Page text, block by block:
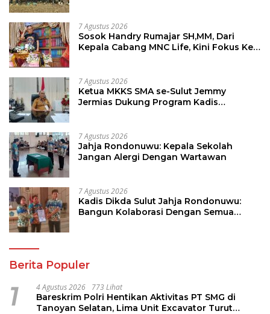
7 Agustus 2026
Sosok Handry Rumajar SH,MM, Dari
Kepala Cabang MNC Life, Kini Fokus Ke
7 Agustus 2026
Ketua MKKS SMA se-Sulut Jemmy
Jermias Dukung Program Kadis
7 Agustus 2026
Jahja Rondonuwu: Kepala Sekolah
Jangan Alergi Dengan Wartawan
7 Agustus 2026
Kadis Dikda Sulut Jahja Rondonuwu:
Bangun Kolaborasi Dengan Semua
Berita Populer
1 4 Agustus 2026 773 Lihat
Bareskrim Polri Hentikan Aktivitas PT SMG di
Tanoyan Selatan, Lima Unit Excavator Turut